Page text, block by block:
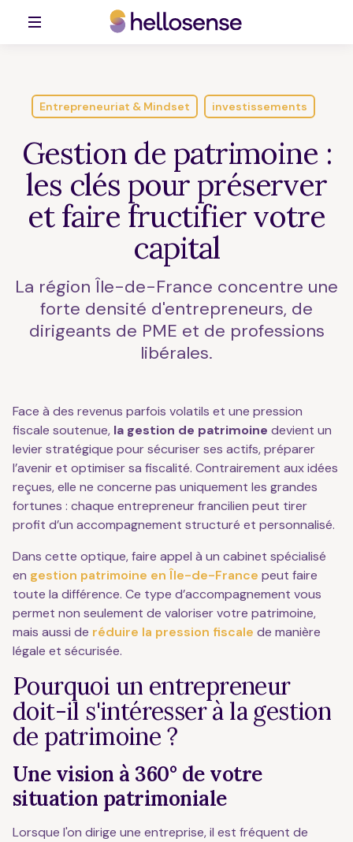
Entrepreneuriat & Mindset investissements
Gestion de patrimoine :
les clés pour préserver
et faire fructifier votre
capital
La région Île-de-France concentre une
forte densité d'entrepreneurs, de
dirigeants de PME et de professions
libérales.
Face à des revenus parfois volatils et une pression
fiscale soutenue, la gestion de patrimoine devient un
levier stratégique pour sécuriser ses actifs, préparer
l’avenir et optimiser sa fiscalité. Contrairement aux idées
reçues, elle ne concerne pas uniquement les grandes
fortunes : chaque entrepreneur francilien peut tirer
profit d’un accompagnement structuré et personnalisé.
Dans cette optique, faire appel à un cabinet spécialisé
en gestion patrimoine en Île-de-France peut faire
toute la différence. Ce type d’accompagnement vous
permet non seulement de valoriser votre patrimoine,
mais aussi de réduire la pression fiscale de manière
légale et sécurisée.
Pourquoi un entrepreneur
doit-il s'intéresser à la gestion
de patrimoine ?
Une vision à 360° de votre
situation patrimoniale
Lorsque l'on dirige une entreprise, il est fréquent de